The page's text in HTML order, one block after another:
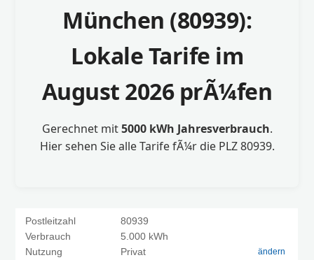
München (80939):
Lokale Tarife im
August 2026 prÃ¼fen
Gerechnet mit5000 kWh Jahresverbrauch.
Hier sehen Sie alle Tarife fÃ¼r die PLZ 80939.